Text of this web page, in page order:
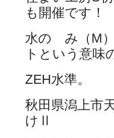
も開催です！
水の み（M
トという意味
ZEH水準。
秋田県潟上市
けⅡ